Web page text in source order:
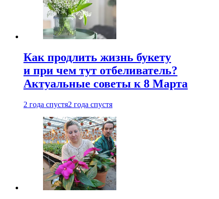
Как продлить жизнь букету
и при чем тут отбеливатель?
Актуальные советы к 8 Марта
2 года спустя2 года спустя